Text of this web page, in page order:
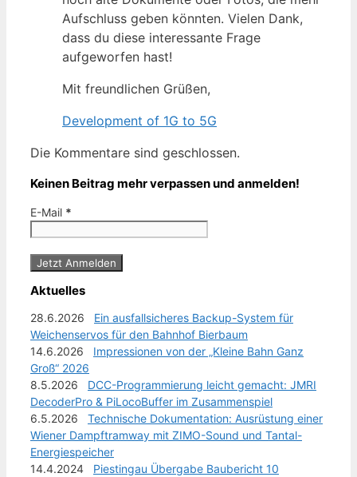
Aufschluss geben könnten. Vielen Dank,
dass du diese interessante Frage
aufgeworfen hast!
Mit freundlichen Grüßen,
Development of 1G to 5G
Die Kommentare sind geschlossen.
Keinen Beitrag mehr verpassen und anmelden!
E-Mail *
Aktuelles
28.6.2026 Ein ausfallsicheres Backup-System für
Weichenservos für den Bahnhof Bierbaum
14.6.2026 Impressionen von der „Kleine Bahn Ganz
Groß“ 2026
8.5.2026 DCC-Programmierung leicht gemacht: JMRI
DecoderPro & PiLocoBuffer im Zusammenspiel
6.5.2026 Technische Dokumentation: Ausrüstung einer
Wiener Dampftramway mit ZIMO-Sound und Tantal-
Energiespeicher
14.4.2024 Piestingau Übergabe Baubericht 10